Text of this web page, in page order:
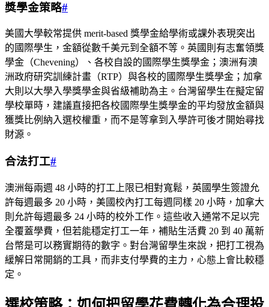
獎學金策略#
美國大學較常提供 merit-based 獎學金給學術或課外表現突出
的國際學生，金額從數千美元到全額不等。英國則有志奮領獎
學金（Chevening）、各校自設的國際學生獎學金；澳洲有澳
洲政府研究訓練計畫（RTP）與各校的國際學生獎學金；加拿
大則以大學入學獎學金與省級補助為主。台灣留學生在擬定留
學校單時，建議直接把各校國際學生獎學金的平均發放金額與
獲獎比例納入選校權重，而不是等拿到入學許可後才開始尋找
財源。
合法打工#
澳洲每兩週 48 小時的打工上限已相對寬鬆，英國學生簽證允
許每週最多 20 小時，美國校內打工每週同樣 20 小時，加拿大
則允許每週最多 24 小時的校外工作。這些收入通常不足以完
全覆蓋學費，但若能穩定打工一年，補貼生活費 20 到 40 萬新
台幣是可以務實期待的數字。對台灣留學生來說，把打工視為
緩解日常開銷的工具，而非支付學費的主力，心態上會比較穩
定。